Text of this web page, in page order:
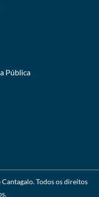
Pública
. Todos os direitos